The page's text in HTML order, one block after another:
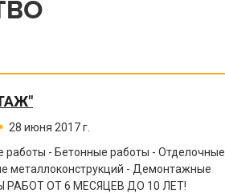
28 июня 2017 г.
- Бетонные работы - Отделочные
металлоконструкций - Демонтажные
РАБОТ ОТ 6 МЕСЯЦЕВ ДО 10 ЛЕТ!